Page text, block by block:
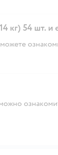
кг) 54 шт. и